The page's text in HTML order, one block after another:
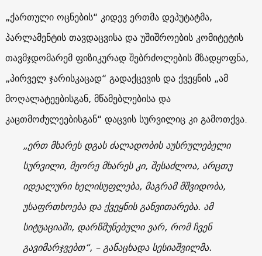
„ქართული ოცნების“ კიდევ ერთმა დეპუტატმა,
პარლამენტის თავდაცვისა და უშიშროების კომიტეტის
თავმჯდომარემ ფიზიკურად შებრძოლების მზადყოფნა,
„პირველ ჯარისკაცად“ გადაქცევის და ქვეყნის „ამ
მოღალატეებისგან, მწამებლებისა და
კაცთმოძულეებისგან“ დაცვის სურვილიც კი გამოთქვა.
„ერთ მხარეს დგას ძალადობის აუსრულებელი
სურვილი, მეორე მხარეს კი, შესაძლოა, არცთუ
იდეალური ხელისუფლება, მაგრამ მშვიდობა,
უსაფრთხოება და ქვეყნის განვითარება. ამ
სიტუაციაში, დარწმუნებული ვარ, რომ ჩვენ
გავიმარჯვებთ“, – განაცხადა სესიაშვილმა.